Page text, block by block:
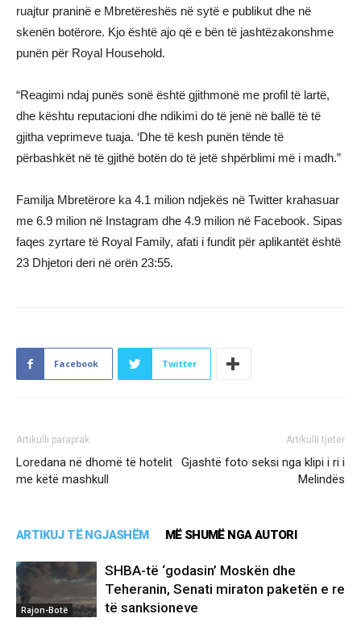
ruajtur praninë e Mbretëreshës në sytë e publikut dhe në
skenën botërore. Kjo është ajo që e bën të jashtëzakonshme
punën për Royal Household.
“Reagimi ndaj punës sonë është gjithmonë me profil të lartë,
dhe kështu reputacioni dhe ndikimi do të jenë në ballë të të
gjitha veprimeve tuaja. ‘Dhe të kesh punën tënde të
përbashkët në të gjithë botën do të jetë shpërblimi më i madh.”
Familja Mbretërore ka 4.1 milion ndjekës në Twitter krahasuar
me 6.9 milion në Instagram dhe 4.9 milion në Facebook. Sipas
faqes zyrtare të Royal Family, afati i fundit për aplikantët është
23 Dhjetori deri në orën 23:55.
Facebook Twitter
Artikulli paraprak
Loredana në dhomë të hotelit
me këtë mashkull
Artikulli tjetër
Gjashtë foto seksi nga klipi i ri i
Melindës
ARTIKUJ TË NGJASHËM MË SHUMË NGA AUTORI
Rajon-Botë
SHBA-të ‘godasin’ Moskën dhe
Teheranin, Senati miraton paketën e re
të sanksioneve